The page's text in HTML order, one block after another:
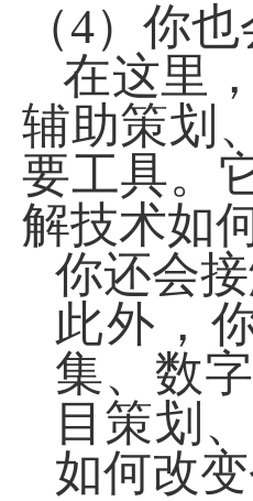
（4）你
在这里，
辅助策划
要工具。
解技术如
你还会
此外，
集、数
目策划
如何改